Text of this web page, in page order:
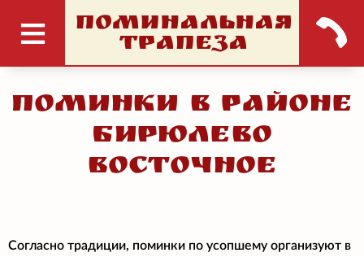
ПОМИНАЛЬНАЯ
ТРАПЕЗА
Поминки в районе
Бирюлево
Восточное
Согласно традиции, поминки по усопшему организуют в